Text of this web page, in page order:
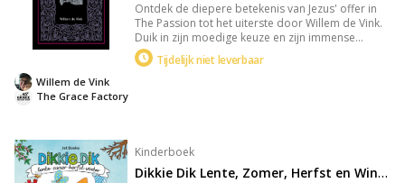
Ontdek de diepere betekenis van Jezus' offer in
The Passion tot het uiterste door Willem de Vink.
Duik in zijn moedige keuze en zijn immense
geloof terwijl je zijn verhaal herleeft, geïnspireerd
door kunstwerken van Bach, Rembrandt en
Tijdelijk niet leverbaar
The Grace Factory
Willem de Vink
Kinderboek
Dikkie Dik Lente, Zomer, Herfst en Winter